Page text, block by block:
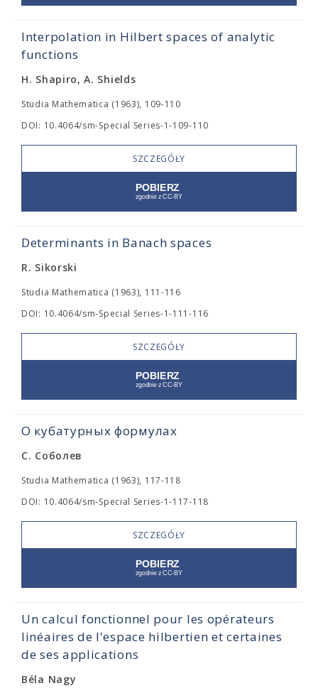
Interpolation in Hilbert spaces of analytic
functions
H. Shapiro, A. Shields
Studia Mathematica (1963), 109-110
DOI: 10.4064/sm-Special Series-1-109-110
SZCZEGÓŁY
Determinants in Banach spaces
R. Sikorski
Studia Mathematica (1963), 111-116
DOI: 10.4064/sm-Special Series-1-111-116
SZCZEGÓŁY
О кубатурных формулах
С. Соболев
Studia Mathematica (1963), 117-118
DOI: 10.4064/sm-Special Series-1-117-118
SZCZEGÓŁY
Un calcul fonctionnel pour les opérateurs
linéaires de l'espace hilbertien et certaines
de ses applications
Béla Nagy